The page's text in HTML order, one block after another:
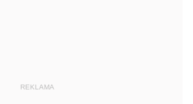
REKLAMA